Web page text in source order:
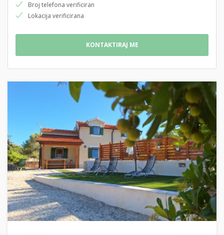
Broj telefona verificiran
Lokacija verificirana
KONTAKTIRAJ ME